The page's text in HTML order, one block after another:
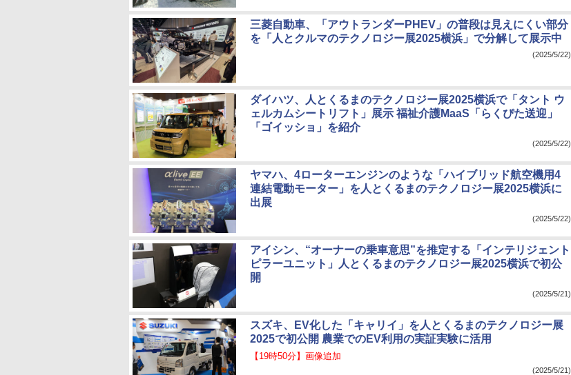
三菱自動車、「アウトランダーPHEV」の普段は見えにくい部分
を「人とクルマのテクノロジー展2025横浜」で分解して展示中
(2025/5/22)
ダイハツ、人とくるまのテクノロジー展2025横浜で「タント ウ
ェルカムシートリフト」展示 福祉介護MaaS「らくぴた送迎」
「ゴイッショ」を紹介
(2025/5/22)
ヤマハ、4ローターエンジンのような「ハイブリッド航空機用4
連結電動モーター」を人とくるまのテクノロジー展2025横浜に
出展
(2025/5/22)
アイシン、“オーナーの乗車意思”を推定する「インテリジェント
ピラーユニット」人とくるまのテクノロジー展2025横浜で初公
開
(2025/5/21)
スズキ、EV化した「キャリイ」を人とくるまのテクノロジー展
2025で初公開 農業でのEV利用の実証実験に活用
【19時50分】画像追加
(2025/5/21)